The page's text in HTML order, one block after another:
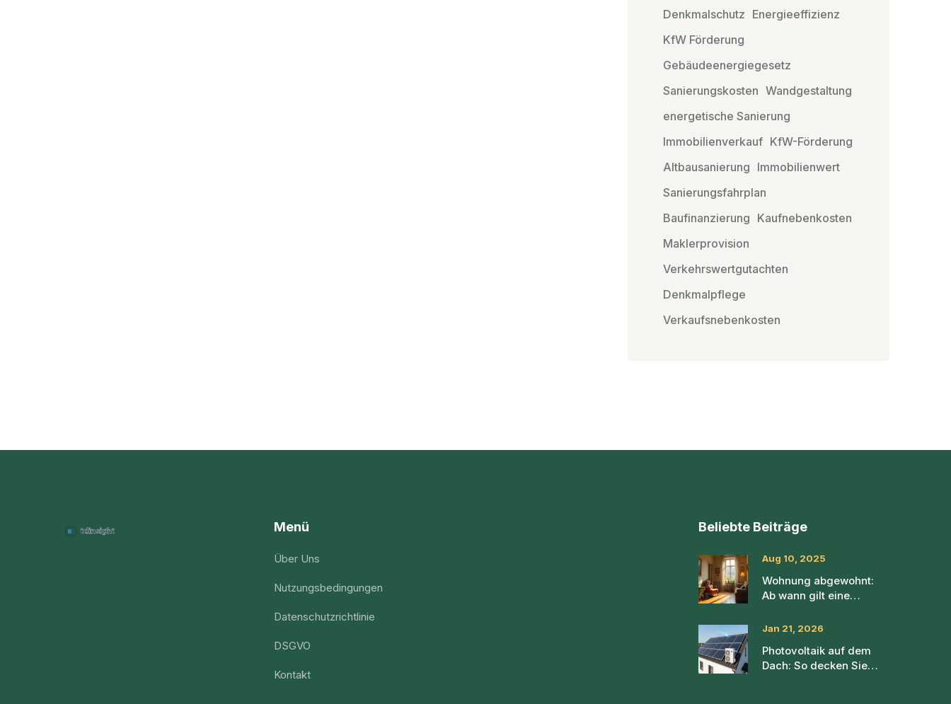
Denkmalschutz Energieeffizienz
KfW Förderung
Gebäudeenergiegesetz
Sanierungskosten Wandgestaltung
energetische Sanierung
Immobilienverkauf KfW-Förderung
Altbausanierung Immobilienwert
Sanierungsfahrplan
Baufinanzierung Kaufnebenkosten
Maklerprovision
Verkehrswertgutachten
Denkmalpflege
Verkaufsnebenkosten
Menü
Über Uns
Nutzungsbedingungen
Datenschutzrichtlinie
DSGVO
Kontakt
Beliebte Beiträge
Aug 10, 2025
Wohnung abgewohnt:
Ab wann gilt eine
abgewohnt?—Kriterien &
Jan 21, 2026
Photovoltaik auf dem
Dach: So decken Sie